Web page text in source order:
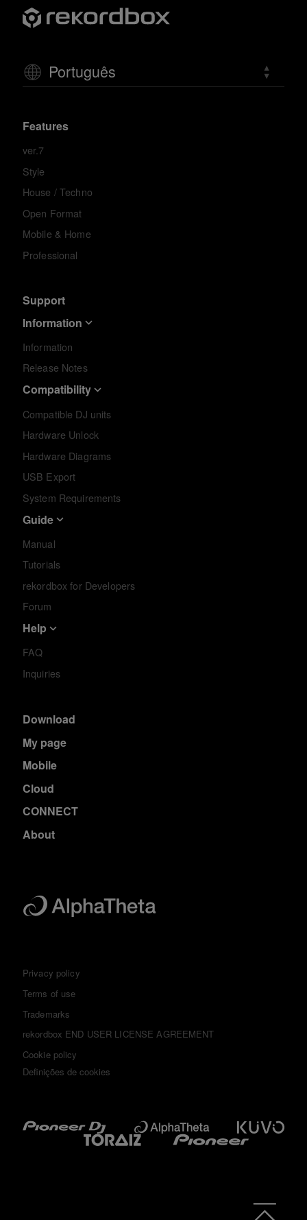
Português
Features
ver.7
Style
House / Techno
Open Format
Mobile & Home
Professional
Support
Information
Information
Release Notes
Compatibility
Compatible DJ units
Hardware Unlock
Hardware Diagrams
USB Export
System Requirements
Guide
Manual
Tutorials
rekordbox for Developers
Forum
Help
FAQ
Inquiries
Download
My page
Mobile
Cloud
CONNECT
About
Privacy policy
Terms of use
Trademarks
rekordbox END USER LICENSE AGREEMENT
Cookie policy
Definições de cookies